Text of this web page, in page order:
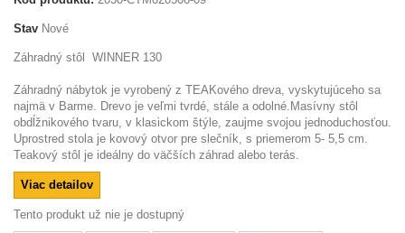
Stav Nové
Záhradný stôl WINNER 130
Záhradný nábytok je vyrobený z TEAKového dreva, vyskytujúceho sa
najmä v Barme. Drevo je veľmi tvrdé, stále a odolné.Masívny stôl
obdĺžnikového tvaru, v klasickom štýle, zaujme svojou jednoduchosťou.
Uprostred stola je kovový otvor pre slečník, s priemerom 5- 5,5 cm.
Teakový stôl je ideálny do väčších záhrad alebo terás.
Viac detailov
Tento produkt už nie je dostupný